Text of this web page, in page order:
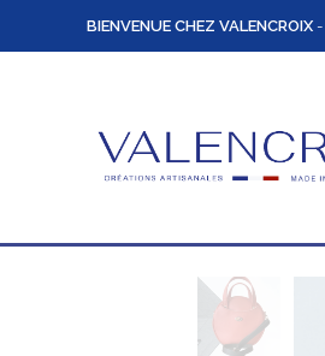
BIENVENUE CHEZ VALENCROIX -